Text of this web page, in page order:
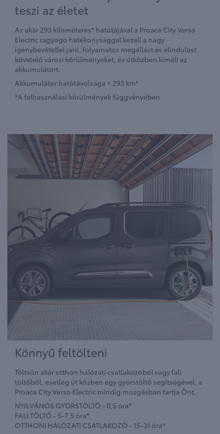
teszi az életet
Az akár 293 kilométeres* hatótájával a Proace City Verso
Electric ragyogó hatékonysággal kezeli a nagy
igénybevétellel járó, folyamatos megállást és elindulást
követelő városi körülményeket, és útközben kíméli az
akkumulátort.
Akkumulátor hatótávolsága = 293 km*
*A felhasználási körülmények függvényében
Könnyű feltölteni
Töltsön akár otthon hálózati csatlakozóból vagy fali
töltőből, esetleg út közben egy gyorstöltő segítségével, a
Proace City Verso Electric mindig mozgásban tartja Önt.
NYILVÁNOS GYORSTÖLTŐ - 0,5 óra*
FALI TÖLTŐ - 5-7,5 óra*
OTTHONI HÁLÓZATI CSATLAKOZÓ - 15-31 óra*